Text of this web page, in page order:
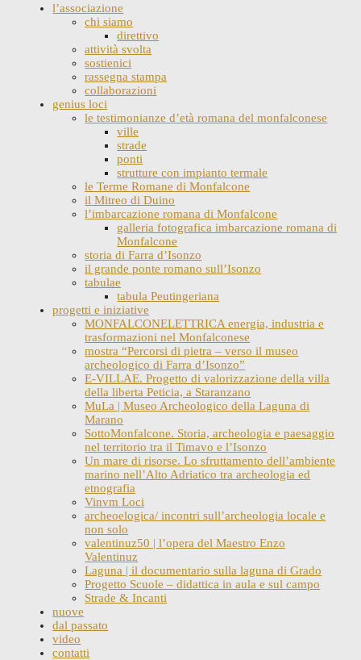
contentl’associazione
chi siamo
direttivo
attività svolta
sostienici
rassegna stampa
collaborazioni
genius loci
le testimonianze d’età romana del monfalconese
ville
strade
ponti
strutture con impianto termale
le Terme Romane di Monfalcone
il Mitreo di Duino
l’imbarcazione romana di Monfalcone
galleria fotografica imbarcazione romana di
Monfalcone
storia di Farra d’Isonzo
il grande ponte romano sull’Isonzo
tabulae
tabula Peutingeriana
progetti e iniziative
MONFALCONELETTRICA energia, industria e
trasformazioni nel Monfalconese
mostra “Percorsi di pietra – verso il museo
archeologico di Farra d’Isonzo”
E-VILLAE. Progetto di valorizzazione della villa
della liberta Peticia, a Staranzano
MuLa | Museo Archeologico della Laguna di
Marano
SottoMonfalcone. Storia, archeologia e paesaggio
nel territorio tra il Timavo e l’Isonzo
Un mare di risorse. Lo sfruttamento dell’ambiente
marino nell’Alto Adriatico tra archeologia ed
etnografia
Vinvm Loci
archeoelogica/ incontri sull’archeologia locale e
non solo
valentinuz50 | l’opera del Maestro Enzo
Valentinuz
Laguna | il documentario sulla laguna di Grado
Progetto Scuole – didattica in aula e sul campo
Strade & Incanti
nuove
dal passato
video
contatti